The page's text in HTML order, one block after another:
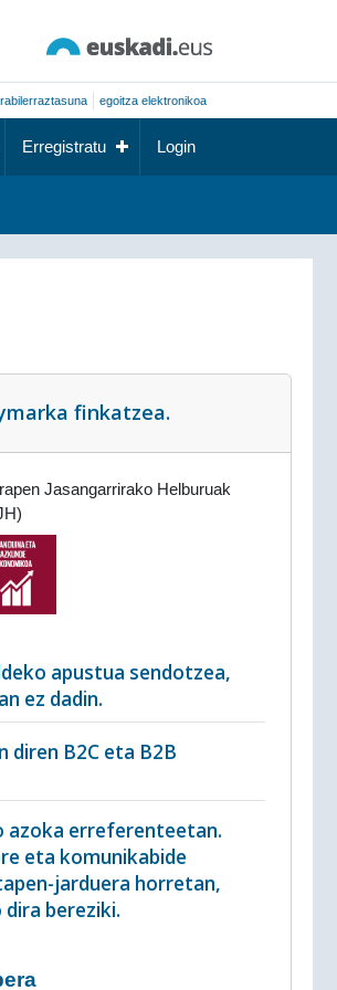
egoitza elektronikoa
Erregistratu Login
finkatzea.
Jasangarrirako Helburuak
apustua sendotzea,
ez dadin.
diren B2C eta B2B
azoka erreferenteetan.
eta komunikabide
jarduera horretan,
bereziki.